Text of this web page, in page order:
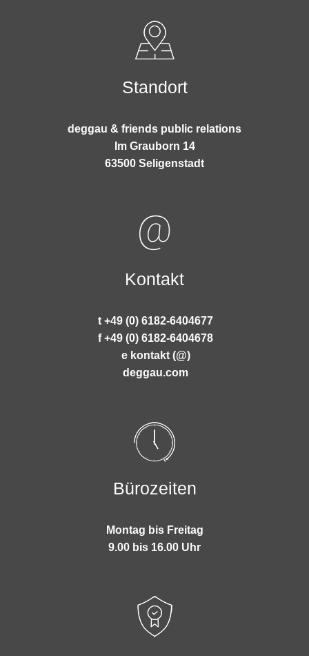
Standort
deggau & friends public relations
Im Grauborn 14
63500 Seligenstadt
Kontakt
t +49 (0) 6182-6404677
f +49 (0) 6182-6404678
e kontakt (@)
deggau.com
Bürozeiten
Montag bis Freitag
9.00 bis 16.00 Uhr